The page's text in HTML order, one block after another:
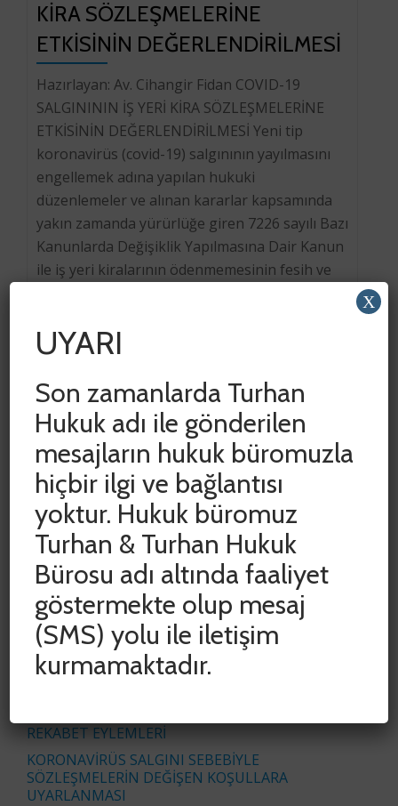
KİRA SÖZLEŞMELERİNE
ETKİSİNİN DEĞERLENDİRİLMESİ
Hazırlayan: Av. Cihangir Fidan COVID-19
SALGINININ İŞ YERİ KİRA SÖZLEŞMELERİNE
ETKİSİNİN DEĞERLENDİRİLMESİ Yeni tip
koronavirüs (covid-19) salgınının yayılmasını
engellemek adına yapılan hukuki
düzenlemeler ve alınan kararlar kapsamında
yakın zamanda yürürlüğe giren 7226 sayılı Bazı
Kanunlarda Değişiklik Yapılmasına Dair Kanun
ile iş yeri kiralarının ödenmemesinin fesih ve
SON YAZILAR
ADLİ VE İDARİ YARGIDA HAK KAYIPLARININ
ÖNLENMESİ AMACIYLA DURDURULAN SÜRELER
CUMHURBAŞKANI KARARIYLA 15 HAZİRAN 2020
TARİHİNE KADAR UZATILDI
COVID-19 SALGINININ İŞYERİ KİRA
SÖZLEŞMELERİNE ETKİSİNİN
DEĞERLENDİRİLMESİ
REKABET EYLEMLERİ
KORONAVİRÜS SALGINI SEBEBİYLE
SÖZLEŞMELERİN DEĞİŞEN KOŞULLARA
UYARLANMASI
UYARI
Son zamanlarda Turhan
Hukuk adı ile gönderilen
mesajların hukuk büromuzla
hiçbir ilgi ve bağlantısı
yoktur. Hukuk büromuz
Turhan & Turhan Hukuk
Bürosu adı altında faaliyet
göstermekte olup mesaj
(SMS) yolu ile iletişim
kurmamaktadır.
X